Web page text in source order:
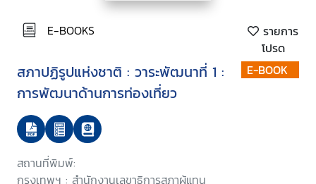
E-BOOKS
รายการ
โปรด
สภาปฏิรูปแห่งชาติ : วาระพัฒนาที่ 1 :
การพัฒนาด้านการท่องเที่ยว
สถานที่พิมพ์:
กรุงเทพฯ : สำนักงานเลขาธิการสภาผู้แทน
E-BOOK